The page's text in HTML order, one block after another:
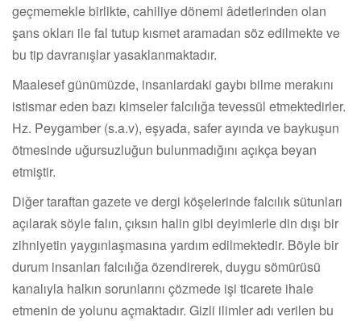
geçmemekle birlikte, cahiliye dönemi âdetlerinden olan
şans okları ile fal tutup kısmet aramadan söz edilmekte ve
bu tip davranışlar yasaklanmaktadır.
Maalesef günümüzde, insanlardaki gaybı bilme merakını
istismar eden bazı kimseler falcılığa tevessül etmektedirler.
Hz. Peygamber (s.a.v), eşyada, safer ayında ve baykuşun
ötmesinde uğursuzluğun bulunmadığını açıkça beyan
etmiştir.
Diğer taraftan gazete ve dergi köşelerinde falcılık sütunları
açılarak söyle falın, çıksın halin gibi deyimlerle din dışı bir
zihniyetin yaygınlaşmasına yardım edilmektedir. Böyle bir
durum insanları falcılığa özendirerek, duygu sömürüsü
kanalıyla halkın sorunlarını çözmede işi ticarete ihale
etmenin de yolunu açmaktadır. Gizli ilimler adı verilen bu